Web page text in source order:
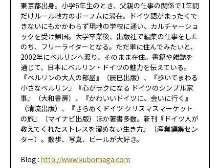
東京都出身。小学6年生のとき、父親の仕事の関係で1年間
だけルール地方のボーフムに滞在。ドイツ語がまったくで
きないにもかかわらず現地の学校に通い、カルチャーショ
ックを受け帰国。大学卒業後、出版社で編集の仕事をした
のち、フリーライターとなる。ただ単に住んでみたいと、
2002年にベルリンへ渡り、そのまま在住。書籍や雑誌を
通じて、日本にベルリン・ドイツの魅力を伝えている。
『ベルリンの大人の部屋』（辰巳出版）、『歩いてまわる
小さなベルリン』『心がラクになる ドイツのシンプル家
事』（大和書房）、『かわいいドイツに、会いに行く』
（清流出版）、『きらめくドイツ クリスマスマーケット
の旅』（マイナビ出版）ほか著書多数。新刊『ドイツ人が
教えてくれたストレスを溜めない生き方』（産業編集セン
ター）。散歩、写真、ビールが大好き。
Blog : http://www.kubomaga.com